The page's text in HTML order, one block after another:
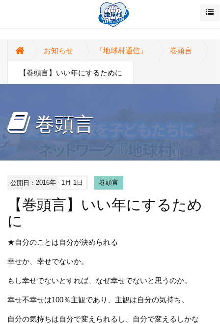
お知らせ 『地球村通信』 巻頭言
【巻頭言】いい年にするために
巻頭言
公開日：2016年 1月 1日 巻頭言
【巻頭言】いい年にするため
に
★自分のことは自分が決められる
幸せか、幸せでないか。
もし幸せでないとすれば、なぜ幸せでないと思うのか。
幸せ不幸せは100％主観であり、主観は自分の気持ち。
自分の気持ちは自分で変えられるし、自分で変えるしかな